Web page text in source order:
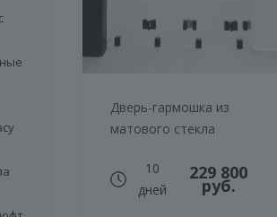
Дверь-гармошка из
матового стекла
10
дней
229 800
руб.